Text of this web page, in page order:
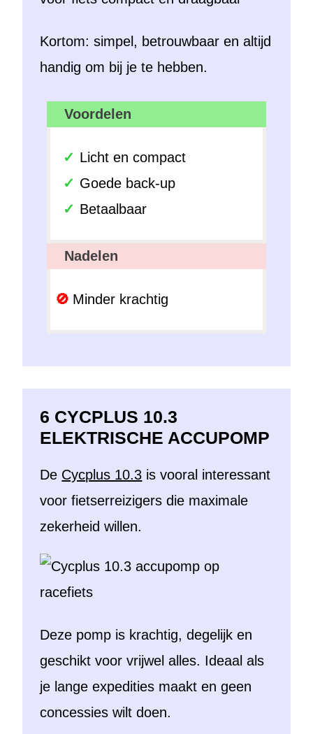
Kortom: simpel, betrouwbaar en altijd
handig om bij je te hebben.
Voordelen
Licht en compact
Goede back-up
Betaalbaar
Nadelen
Minder krachtig
6 CYCPLUS 10.3
ELEKTRISCHE ACCUPOMP
De Cycplus 10.3 is vooral interessant
voor fietserreizigers die maximale
zekerheid willen.
Deze pomp is krachtig, degelijk en
geschikt voor vrijwel alles. Ideaal als
je lange expedities maakt en geen
concessies wilt doen.